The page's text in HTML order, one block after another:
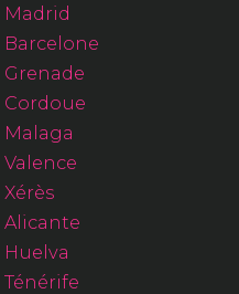
Madrid
Barcelone
Cordoue
Alicante